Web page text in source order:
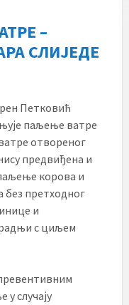
–
СЛИЈЕДЕ
Петковић
паљење ватре
отвореног
предвиђена и
корова и
без претходног
и
с циљем
у случају